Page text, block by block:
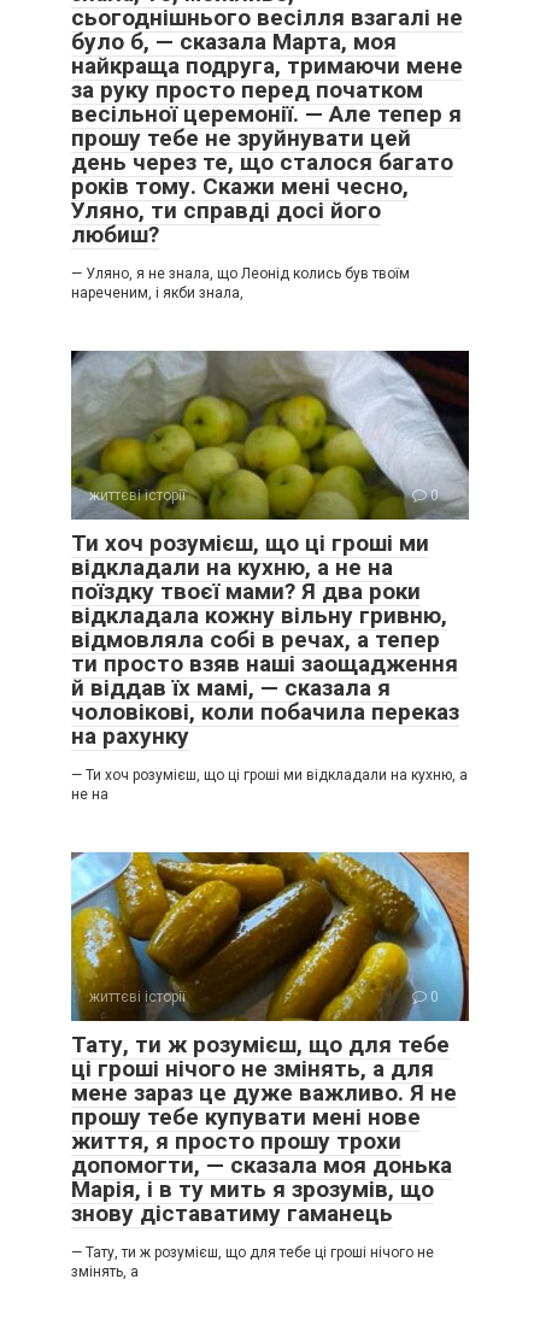
сьогоднішнього весілля взагалі не
було б, — сказала Марта, моя
найкраща подруга, тримаючи мене
за руку просто перед початком
весільної церемонії. — Але тепер я
прошу тебе не зруйнувати цей
день через те, що сталося багато
років тому. Скажи мені чесно,
Уляно, ти справді досі його
любиш?
— Уляно, я не знала, що Леонід колись був твоїм
нареченим, і якби знала,
життєві історії 0
Ти хоч розумієш, що ці гроші ми
відкладали на кухню, а не на
поїздку твоєї мами? Я два роки
відкладала кожну вільну гривню,
відмовляла собі в речах, а тепер
ти просто взяв наші заощадження
й віддав їх мамі, — сказала я
чоловікові, коли побачила переказ
на рахунку
— Ти хоч розумієш, що ці гроші ми відкладали на кухню, а
не на
життєві історії 0
Тату, ти ж розумієш, що для тебе
ці гроші нічого не змінять, а для
мене зараз це дуже важливо. Я не
прошу тебе купувати мені нове
життя, я просто прошу трохи
допомогти, — сказала моя донька
Марія, і в ту мить я зрозумів, що
знову діставатиму гаманець
— Тату, ти ж розумієш, що для тебе ці гроші нічого не
змінять, а